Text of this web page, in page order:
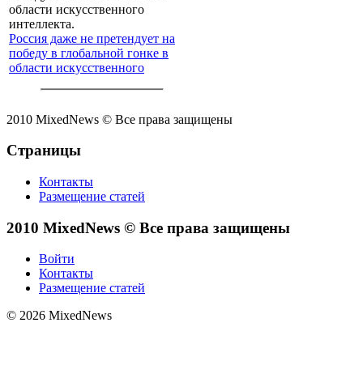
Россия даже не претендует на
победу в глобальной гонке в
области искусственного
2010 MixedNews © Все права защищены
Страницы
Контакты
Размещение статей
2010 MixedNews © Все права защищены
Войти
Контакты
Размещение статей
© 2026 MixedNews